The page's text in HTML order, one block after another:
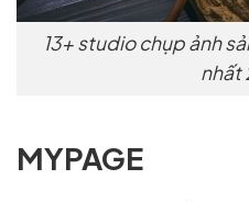
13+ studio chụp ảnh
nhất
MYPAGE